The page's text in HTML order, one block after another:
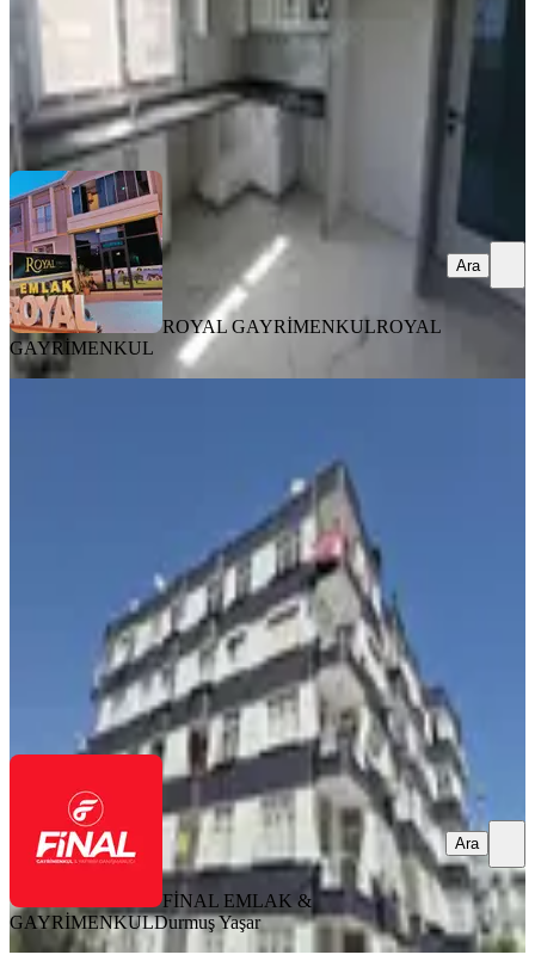
ROYAL GAYRİMENKULROYAL GAYRİMENKUL
Ara
ROYAL GAYRİMENKULROYAL
GAYRİMENKUL
Ara
Tarsus, Kavaklı Mahallesi
120 m²·4. Kat·02.08.2026
2.400.000 ₺
FİNAL EMLAK & GAYRİMENKULDurmuş Yaşar
FİNAL EMLAK &
GAYRİMENKULDurmuş Yaşar
Ara